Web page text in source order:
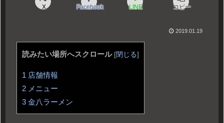
X Facebook LINE コピー
2019.01.19
読みたい場所へスクロール [閉じる]
1 店舗情報
2 メニュー
3 金八ラーメン